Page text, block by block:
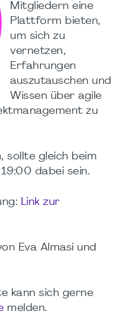
Mitgliedern eine
Plattform bieten,
um sich zu
vernetzen,
Erfahrungen
auszutauschen und
Wissen über agile
zu
sollte gleich beim
dabei sein.
Link zur
Eva Almasi und
kann sich gerne
melden.